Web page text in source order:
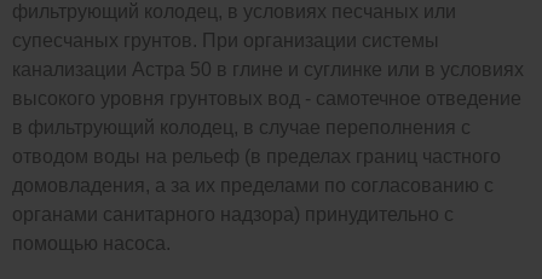
фильтрующий колодец, в условиях песчаных или
супесчаных грунтов. При организации системы
канализации Астра 50 в глине и суглинке или в условиях
высокого уровня грунтовых вод - самотечное отведение
в фильтрующий колодец, в случае переполнения с
отводом воды на рельеф (в пределах границ частного
домовладения, а за их пределами по согласованию с
органами санитарного надзора) принудительно с
помощью насоса.